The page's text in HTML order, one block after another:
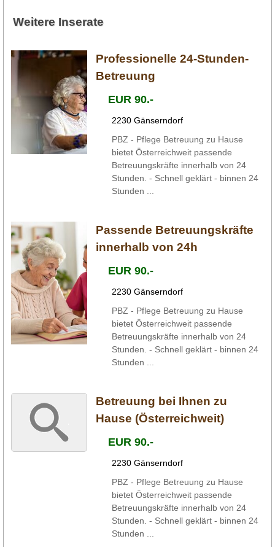
Weitere Inserate
Professionelle 24-Stunden-
Betreuung
EUR 90.-
2230 Gänserndorf
PBZ - Pflege Betreuung zu Hause
bietet Österreichweit passende
Betreuungskräfte innerhalb von 24
Stunden. - Schnell geklärt - binnen 24
Stunden ...
Passende Betreuungskräfte
innerhalb von 24h
EUR 90.-
2230 Gänserndorf
PBZ - Pflege Betreuung zu Hause
bietet Österreichweit passende
Betreuungskräfte innerhalb von 24
Stunden. - Schnell geklärt - binnen 24
Stunden ...
Betreuung bei Ihnen zu
Hause (Österreichweit)
EUR 90.-
2230 Gänserndorf
PBZ - Pflege Betreuung zu Hause
bietet Österreichweit passende
Betreuungskräfte innerhalb von 24
Stunden. - Schnell geklärt - binnen 24
Stunden ...